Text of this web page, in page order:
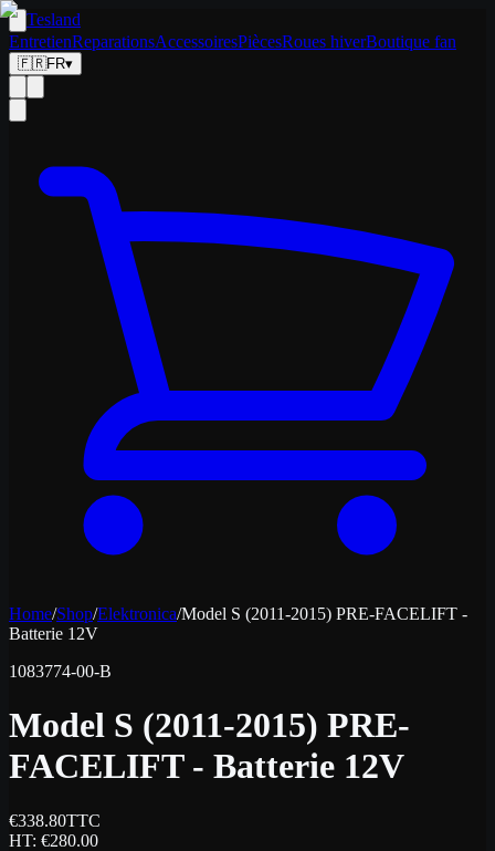
Tesland
EntretienReparationsAccessoiresPiècesRoues hiverBoutique fan
🇫🇷FR▾
Home/Shop/Elektronica/Model S (2011-2015) PRE-FACELIFT -
Batterie 12V
1083774-00-B
Model S (2011-2015) PRE-
FACELIFT - Batterie 12V
€338.80TTC
HT: €280.00